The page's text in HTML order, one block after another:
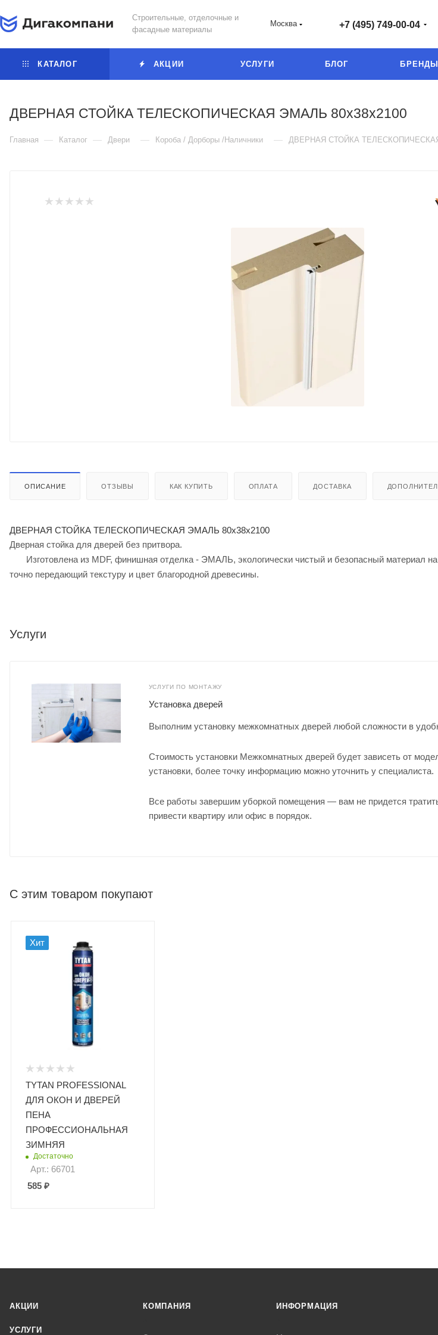
Строительные, отделочные и
фасадные материалы
Москва +7 (495) 749-00-04
КАТАЛОГ АКЦИИ УСЛУГИ БЛОГ БРЕНДЫ
ДВЕРНАЯ СТОЙКА ТЕЛЕСКОПИЧЕСКАЯ ЭМАЛЬ 80х38х2100
Главная — Каталог — Двери — Короба / Дорборы /Наличники — ДВЕРНАЯ СТОЙКА ТЕЛЕСКОПИЧЕСКАЯ
ОПИСАНИЕ ОТЗЫВЫ КАК КУПИТЬ ОПЛАТА ДОСТАВКА
ДВЕРНАЯ СТОЙКА ТЕЛЕСКОПИЧЕСКАЯ ЭМАЛЬ 80х38х2100
Дверная стойка для дверей без притвора.
Изготовлена из MDF, финишная отделка - ЭМАЛЬ, экологически чистый и безопасный материал
точно передающий текстуру и цвет благородной древесины.
Услуги
УСЛУГИ ПО МОНТАЖУ
Установка дверей
Выполним установку межкомнатных дверей любой сложности в
Стоимость установки Межкомнатных дверей будет зависеть от
установки, более точку информацию можно уточнить у специалиста.
Все работы завершим уборкой помещения — вам не придется
привести квартиру или офис в порядок.
С этим товаром покупают
Хит
TYTAN PROFESSIONAL
ДЛЯ ОКОН И ДВЕРЕЙ
ПЕНА
ПРОФЕССИОНАЛЬНАЯ
ЗИМНЯЯ
Достаточно
Арт.: 66701
585 ₽
АКЦИИ
УСЛУГИ
КОМПАНИЯ ИНФОРМАЦИЯ